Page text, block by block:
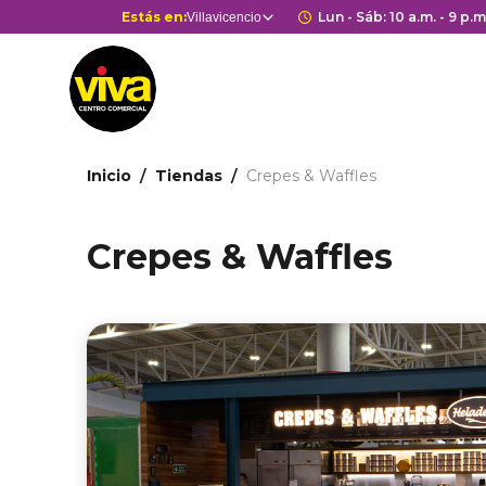
al
contenido
principal
Selector
de
centros
comerciales
Estás en:Estás en
Villavicencio Horario de
Lun - Sáb: 10 a.m. - 9
Ruta
de
Inicio Tiendas Crepes & Waffles
Crepes & Waffles